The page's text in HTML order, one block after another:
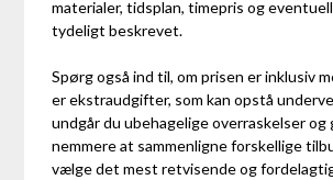
materialer, tidsplan, timepris og
tydeligt beskrevet.
Spørg også ind til, om prisen er inklusiv
er ekstraudgifter, som kan opstå
undgår du ubehagelige overraskelser og
nemmere at sammenligne forskellige
vælge det mest retvisende og